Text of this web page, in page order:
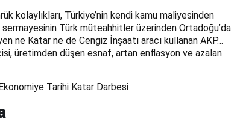
kolaylıkları, Türkiye’nin kendi kamu maliyesinden
Türk müteahhitler üzerinden Ortadoğu’da
ne Katar ne de Cengiz İnşaatı aracı kullanan AKP…
üretimden düşen esnaf, artan enflasyon ve azalan
Tarihi Katar Darbesi